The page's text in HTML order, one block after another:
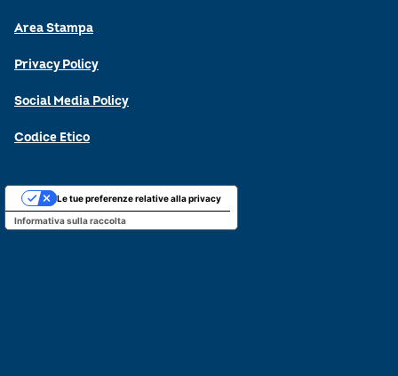
Area Stampa
Privacy Policy
Social Media Policy
Codice Etico
Informativa sulla raccolta
Le tue preferenze relative alla privacy